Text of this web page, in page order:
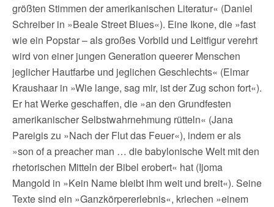
größten Stimmen der amerikanischen Literatur« (Daniel
Schreiber in »Beale Street Blues«). Eine Ikone, die »fast
wie ein Popstar – als großes Vorbild und Leitfigur verehrt
wird von einer jungen Generation queerer Menschen
jeglicher Hautfarbe und jeglichen Geschlechts« (Elmar
Kraushaar in »Wie lange, sag mir, ist der Zug schon fort«).
Er hat Werke geschaffen, die »an den Grundfesten
amerikanischer Selbstwahrnehmung rütteln« (Jana
Pareigis zu »Nach der Flut das Feuer«), indem er als
»son of a preacher man … die babylonische Welt mit den
rhetorischen Mitteln der Bibel erobert« hat (Ijoma
Mangold in »Kein Name bleibt ihm weit und breit«). Seine
Texte sind ein »Ganzkörpererlebnis«, kriechen »einem